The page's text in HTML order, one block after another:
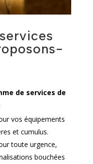
de services de
vos équipements
et cumulus.
toute urgence,
bouchées